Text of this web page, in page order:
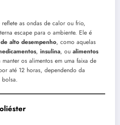
reflete as ondas de calor ou frio,
escape para o ambiente. Ele é
alto desempenho, como aquelas
, insulina, ou alimentos
os alimentos em uma faixa de
até 12 horas, dependendo da
bolsa.